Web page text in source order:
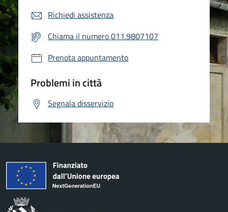
Richiedi assistenza
Chiama il numero 011.9807107
Prenota appuntamento
Problemi in città
Segnala disservizio